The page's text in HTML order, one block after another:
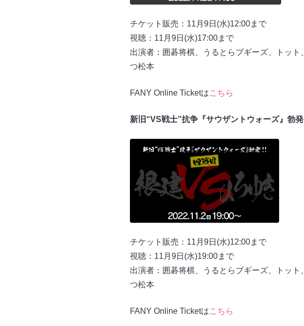
チケット販売：11月9日(水)12:00まで
視聴：11月9日(水)17:00まで
出演者：囲碁将棋、うるとらブギーズ、トッ
つ松本
FANY Online Ticketはこちら
新旧“VS戦士”抗争『サウザントウォーズ』勃
チケット販売：11月9日(水)12:00まで
視聴：11月9日(水)19:00まで
出演者：囲碁将棋、うるとらブギーズ、トッ
つ松本
FANY Online Ticketはこちら